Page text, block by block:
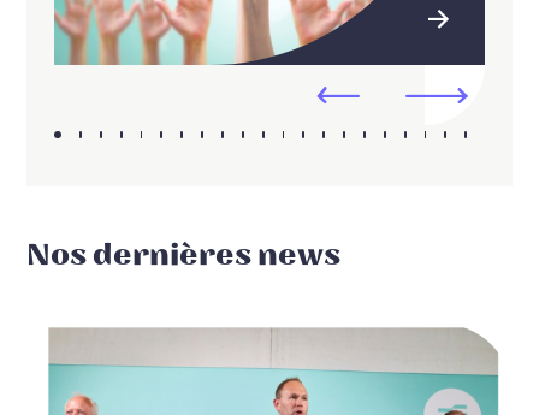
Nos dernières news